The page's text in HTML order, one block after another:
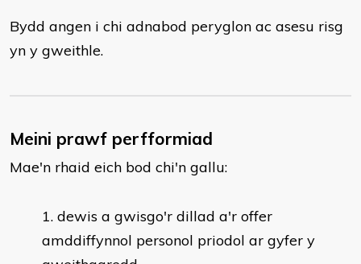
Bydd angen i chi adnabod peryglon ac asesu risg
yn y gweithle.
Meini prawf perfformiad
Mae'n rhaid eich bod chi'n gallu:
​dewis a gwisgo'r dillad a'r offer
amddiffynnol personol priodol ar gyfer y